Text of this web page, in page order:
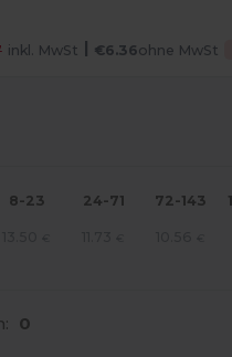
inkl. MwSt | €6.36ohne MwSt
8-23 24-71 72-143
0